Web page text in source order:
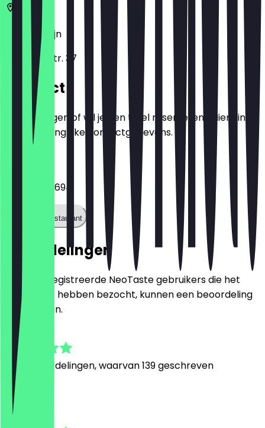
10435
Berlijn
Choriner Str. 37
Contact
Heb je vragen of wil je een tafel reserveren? Hier vind
je alle belangrijke contactgegevens.
015224757694
Bel het restaurant
Beoordelingen
Alleen geregistreerde NeoTaste gebruikers die het
restaurant hebben bezocht, kunnen een beoordeling
achterlaten.
1036
Beoordelingen, waarvan 139 geschreven
Jose